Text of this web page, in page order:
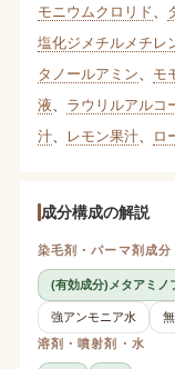
モニウムクロリド
塩化ジメチルメチレ
タノールアミン
モ
液
ラウリルアルコ
汁、 レモン果汁、 ロ
成分構成の解説
染毛剤・パーマ剤成分
(有効成分)メタアミノ
強アンモニア水
溶剤・噴射剤・水